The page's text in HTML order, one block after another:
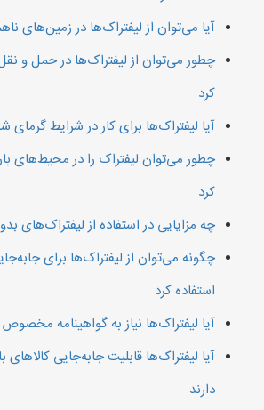
آیا می‌توان از لیفتراک‌ها در زمین‌های
چطور می‌توان از لیفتراک‌ها در حمل و
کرد
آیا لیفتراک‌ها برای کار در شرایط
چطور می‌توان لیفتراک را در محیط‌های
کرد
چه مزایایی در استفاده از لیفتراک‌های
چگونه می‌توان از لیفتراک‌ها برای
استفاده کرد
آیا لیفتراک‌ها نیاز به گواهینامه مخصوص
آیا لیفتراک‌ها قابلیت جابه‌جایی کالاهای
دارند